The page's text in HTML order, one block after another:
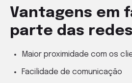
Vantagens em
parte das
Maior proximidade com os
Facilidade de comunicação